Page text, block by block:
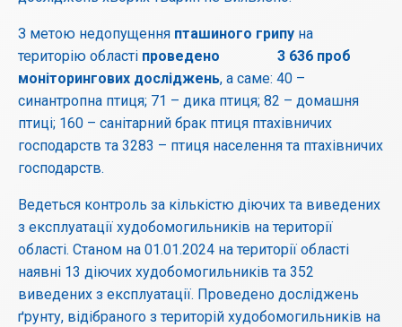
З метою недопущення пташиного грипу на
територію області проведено 3 636 проб
моніторингових досліджень, а саме: 40 –
синантропна птиця; 71 – дика птиця; 82 – домашня
птиці; 160 – санітарний брак птиця птахівничих
господарств та 3283 – птиця населення та птахівничих
господарств.
Ведеться контроль за кількістю діючих та виведених
з експлуатації худобомогильників на території
області. Станом на 01.01.2024 на території області
наявні 13 діючих худобомогильників та 352
виведених з експлуатації. Проведено досліджень
ґрунту, відібраного з територій худобомогильників на